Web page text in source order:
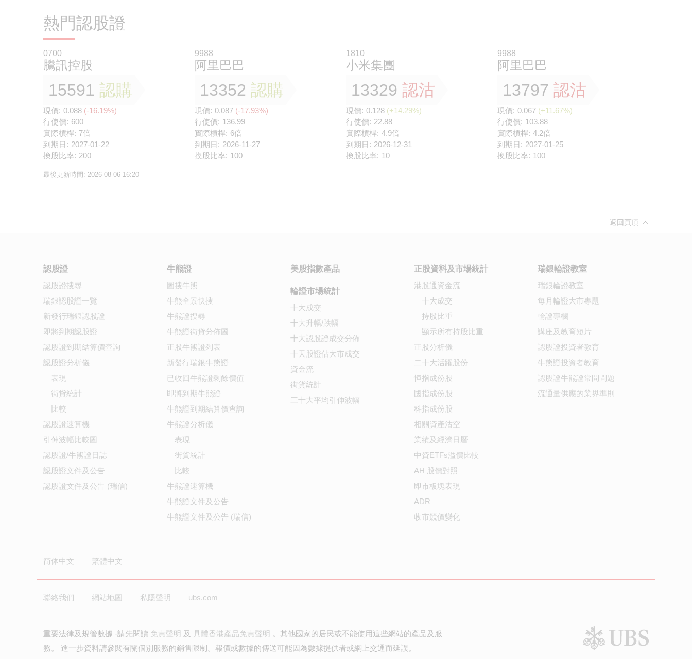
運用認股證為持貨對沖
街貨量對認股證牛熊證的影響
開市和收市競價交易時段及市調機
制對認股證或牛熊證交易的可能影
響
納斯達克100指數嘅成份股有幾大
睇啱納指走勢，但無美股戶口，兼
升跌？
期貨同認股證都係槓桿產品，但係
佢哋有乜分別？
納指產品喺香港市場點樣交易？
隻輪會唔會唔識郁架？
熱門認股證
0700
騰訊控股
15591 認購
現價: 0.088 (-16.19%)
行使價: 600
實際槓桿: 7倍
到期日: 2027-01-22
換股比率: 200
9988
阿里巴巴
13352 認購
現價: 0.087 (-17.93%)
行使價: 136.99
實際槓桿: 6倍
到期日: 2026-11-27
換股比率: 100
1810
小米集團
13329 認沽
現價: 0.128 (+14.29%)
行使價: 22.88
實際槓桿: 4.9倍
到期日: 2026-12-31
換股比率: 10
9988
阿里巴巴
13797 認沽
現價: 0.067 (+11.67%)
行使價: 103.88
實際槓桿: 4.2倍
到期日: 2027-01-25
換股比率: 100
最後更新時間: 2026-08-06 16:20
返回頁頂
認股證
認股證搜尋
瑞銀認股證一覽
新發行瑞銀認股證
即將到期認股證
認股證到期結算價查詢
認股證分析儀
表現
街貨統計
比較
認股證速算機
引伸波幅比較圖
認股證/牛熊證日誌
認股證文件及公告
認股證文件及公告 (瑞信)
牛熊證
圖搜牛熊
牛熊全景快搜
牛熊證搜尋
牛熊證街貨分佈圖
正股牛熊證列表
新發行瑞銀牛熊證
已收回牛熊證剩餘價值
即將到期牛熊證
牛熊證到期結算價查詢
牛熊證分析儀
表現
街貨統計
比較
牛熊證速算機
牛熊證文件及公告
牛熊證文件及公告 (瑞信)
美股指數產品
輪證市場統計
十大成交
十大升幅/跌幅
十大認股證成交分佈
十天股證佔大市成交
資金流
街貨統計
三十大平均引伸波幅
正股資料及市場統計
港股通資金流
十大成交
持股比重
顯示所有持股比重
正股分析儀
二十大活躍股份
恒指成份股
國指成份股
科指成份股
相關資產沽空
業績及經濟日曆
中資ETFs溢價比較
AH 股價對照
即市板塊表現
ADR
收市競價變化
瑞銀輪證教室
瑞銀輪證教室
每月輪證大市專題
輪證專欄
講座及教育短片
認股證投資者教育
牛熊證投資者教育
認股證牛熊證常問問題
流通量供應的業界準則
简体中文 繁體中文
聯絡我們 網站地圖 私隱聲明 ubs.com
重要法律及規管數據 -請先閱讀 免責聲明 及 具體香港產品免責聲明 。其他國家的居民或不能使用這些網站的產品及服
務。 進一步資料請參閱有關個別服務的銷售限制。報價或數據的傳送可能因為數據提供者或網上交通而延誤。